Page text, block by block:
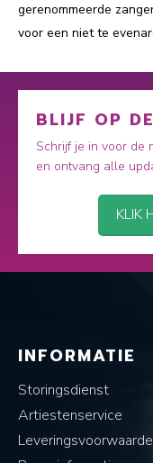
gerenommeerde
voor een niet te
BLIJF OP
Schrijf je in voor de
en ontvang alle
KLIK
INFORMATIE
Storingsdienst
Artiestenservice